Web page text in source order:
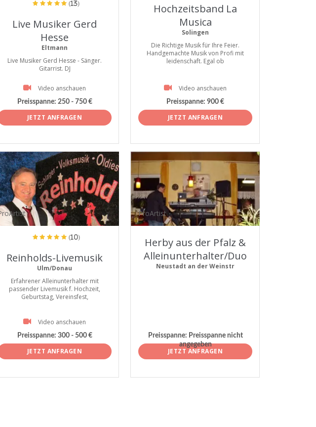
(13)
Live Musiker Gerd
Hesse
Eltmann
Live Musiker Gerd Hesse - Sänger.
Gitarrist. DJ
Video anschauen
Preisspanne: 250 - 750 €
JETZT ANFRAGEN
Hochzeitsband La
Musica
Solingen
Die Richtige Musik für Ihre Feier.
Handgemachte Musik von Profi mit
leidenschaft. Egal ob
Video anschauen
Preisspanne: 900 €
JETZT ANFRAGEN
(10)
Reinholds-Livemusik
Ulm/Donau
Erfahrener Alleinunterhalter mit
passender Livemusik f. Hochzeit,
Geburtstag, Vereinsfest,
Video anschauen
Preisspanne: 300 - 500 €
JETZT ANFRAGEN
ProArtist
Herby aus der Pfalz &
Alleinunterhalter/Duo
Neustadt an der Weinstr
Preisspanne: Preisspanne nicht
angegeben
JETZT ANFRAGEN